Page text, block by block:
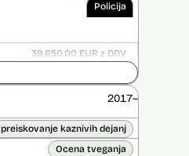
Policija
39.650,00 EUR z DDV
Ne
2017–
kaznivih dejanj
Ocena tveganja